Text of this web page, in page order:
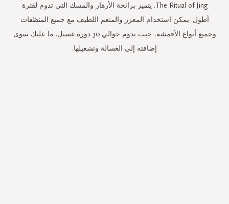
The Ritual of Jing. يتميز برائحة الأزهار والمسك التي تدوم لفترة
أطول. يمكن استخدام المعزز والمنعم اللطيف مع جميع المنظفات
وجميع أنواع الأقمشة، حيث يدوم حوالي 30 دورة غسيل. ما عليك سوى
إضافته إلى الغسالة وتشغيلها.